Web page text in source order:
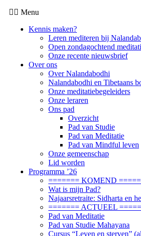
Menu
Kennis maken?
Leren mediteren bij
Open zondagochtend
Onze recente nieuwsbrief
Over ons
Over Nalandabodhi
Nalandabodhi en Tibetaans
Onze meditatiebegeleiders
Onze leraren
Ons pad
Overzicht
Pad van Studie
Pad van Meditatie
Pad van Mindful leven
Onze gemeenschap
Lid worden
Programma ’26
======= KOMEND
Wat is mijn Pad?
Najaarsretraite: Sidharta en
======= ACTUEEL
Pad van Meditatie
Pad van Studie Mahayana
Cursus “Leven en sterven”